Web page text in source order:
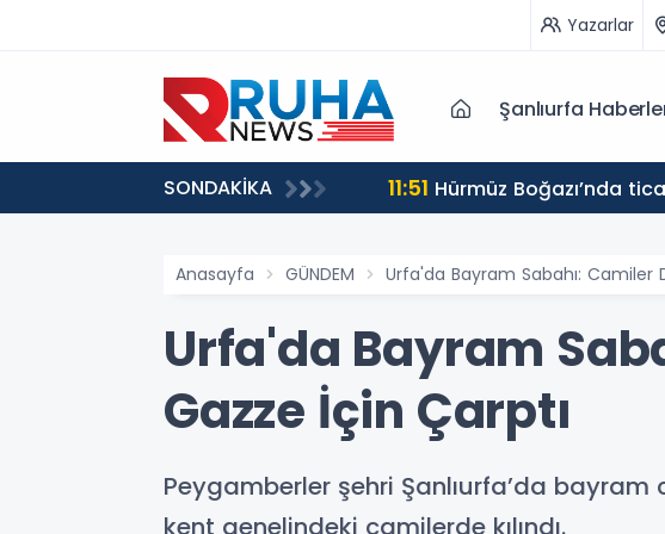
Yazarlar
Şanlıurfa
SONDAKİKA 11:51 Hürmüz Boğazı’nda
Anasayfa GÜNDEM Urfa'da Bayram Sabahı: Camiler
Urfa'da Bayram
Gazze İçin Çarptı
Peygamberler şehri Şanlıurfa’da
kent genelindeki camilerde kılındı.